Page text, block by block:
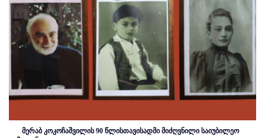
მერაბ კოკოჩაშვილის 90 წლისთავისადმი მიძღვნილი საიუბილეო